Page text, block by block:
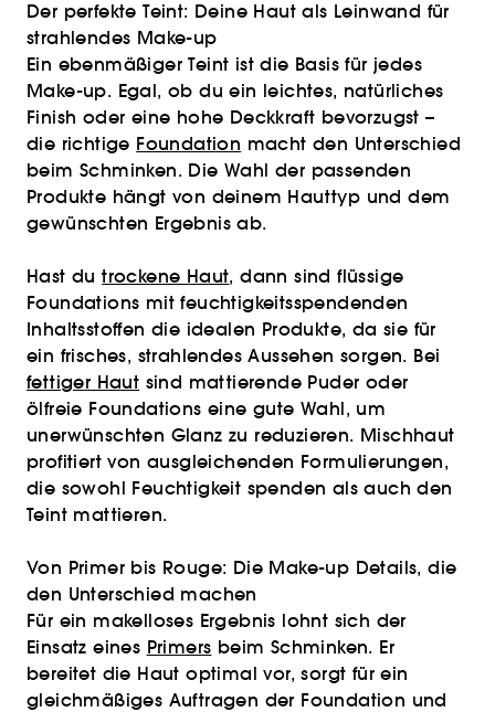
Der perfekte Teint: Deine Haut als Leinwand für
strahlendes Make-up
Ein ebenmäßiger Teint ist die Basis für jedes
Make-up. Egal, ob du ein leichtes, natürliches
Finish oder eine hohe Deckkraft bevorzugst –
die richtige Foundation macht den Unterschied
beim Schminken. Die Wahl der passenden
Produkte hängt von deinem Hauttyp und dem
gewünschten Ergebnis ab.
Hast dutrockene Haut, dann sind flüssige
Foundations mit feuchtigkeitsspendenden
Inhaltsstoffen die idealen Produkte, da sie für
ein frisches, strahlendes Aussehen sorgen. Bei
fettiger Haut sind mattierende Puder oder
ölfreie Foundations eine gute Wahl, um
unerwünschten Glanz zu reduzieren. Mischhaut
profitiert von ausgleichenden Formulierungen,
die sowohl Feuchtigkeit spenden als auch den
Teint mattieren.
Von Primer bis Rouge: Die Make-up Details, die
den Unterschied machen
Für ein makelloses Ergebnis lohnt sich der
Einsatz eines Primers beim Schminken. Er
bereitet die Haut optimal vor, sorgt für ein
gleichmäßiges Auftragen der Foundation und